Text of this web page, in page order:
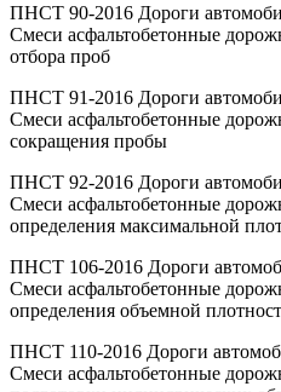
ПНСТ 90-2016 Дороги
Смеси асфальтобетонные
отбора проб
ПНСТ 91-2016 Дороги
Смеси асфальтобетонные
сокращения пробы
ПНСТ 92-2016 Дороги
Смеси асфальтобетонные
определения максимальной
ПНСТ 106-2016 Дороги
Смеси асфальтобетонные
определения объемной
ПНСТ 110-2016 Дороги
Смеси асфальтобетонные